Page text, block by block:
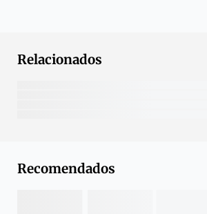
Relacionados
Recomendados